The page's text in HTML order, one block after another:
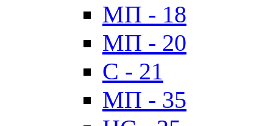
МП - 18
МП - 20
C - 21
МП - 35